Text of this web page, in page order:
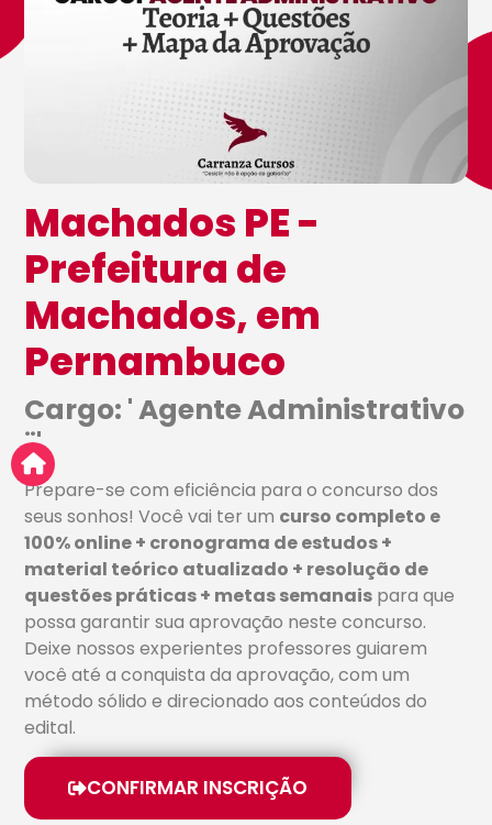
Machados PE -
Prefeitura de
Machados, em
Pernambuco
Cargo: ' Agente Administrativo
¨'
Prepare-se com eficiência para o concurso dos
seus sonhos! Você vai ter um curso completo e
100% online + cronograma de estudos +
material teórico atualizado + resolução de
questões práticas + metas semanais para que
possa garantir sua aprovação neste concurso.
Deixe nossos experientes professores guiarem
você até a conquista da aprovação, com um
método sólido e direcionado aos conteúdos do
edital.
CONFIRMAR INSCRIÇÃO